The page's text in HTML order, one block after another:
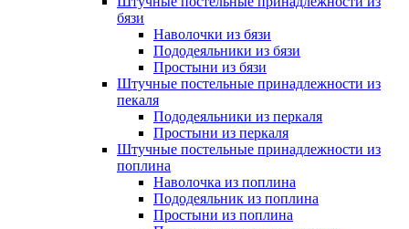
бязи
Наволочки из бязи
Пододеяльники из бязи
Простыни из бязи
Штучные постельные принадлежности из
пекаля
Пододеяльники из перкаля
Простыни из перкаля
Штучные постельные принадлежности из
поплина
Наволочка из поплина
Пододеяльник из поплина
Простыни из поплина